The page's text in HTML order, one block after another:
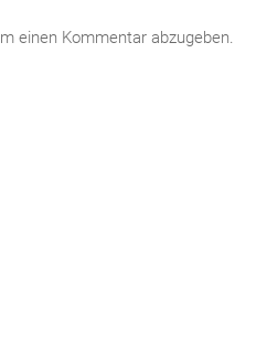
einen Kommentar abzugeben.